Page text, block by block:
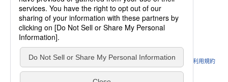
プライバシーポリシー
クッキーポリシー
ソーシャルメディアポリシー
ウェブサイトのご利用条件 利用規約